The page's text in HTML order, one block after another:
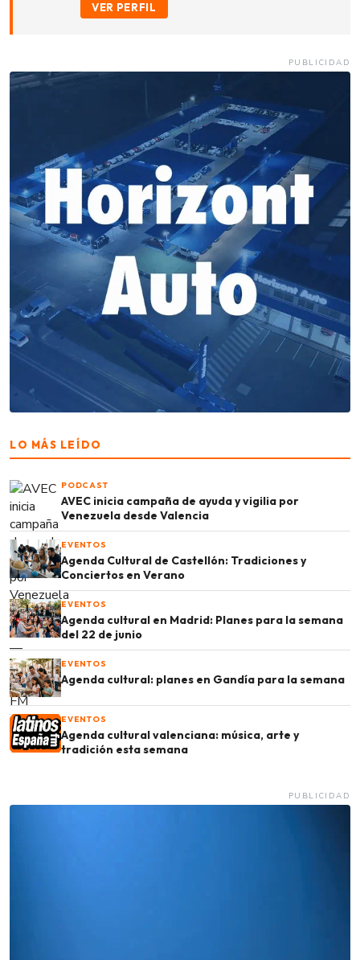
VER PERFIL
PUBLICIDAD
LO MÁS LEÍDO
PODCAST
AVEC inicia campaña de ayuda y vigilia por
Venezuela desde Valencia
EVENTOS
Agenda Cultural de Castellón: Tradiciones y
Conciertos en Verano
EVENTOS
Agenda cultural en Madrid: Planes para la semana
del 22 de junio
EVENTOS
Agenda cultural: planes en Gandía para la semana
EVENTOS
Agenda cultural valenciana: música, arte y
tradición esta semana
PUBLICIDAD